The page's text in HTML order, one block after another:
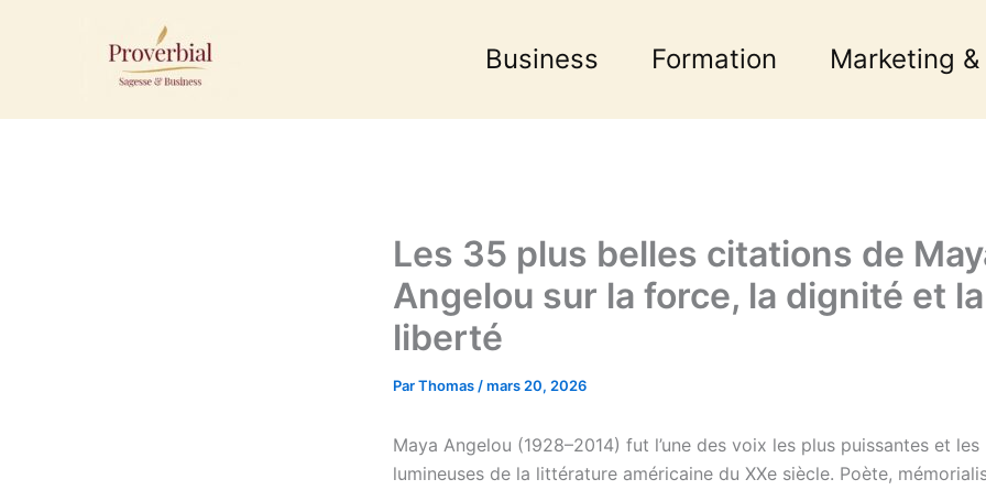
Business Formation Marketing
Les 35 plus belles citations de
Angelou sur la force, la dignité et la
liberté
ParThomas /mars 20, 2026
Maya Angelou (1928–2014) fut l’une des voix les plus puissantes et les
lumineuses de la littérature américaine du XXe siècle. Poète,